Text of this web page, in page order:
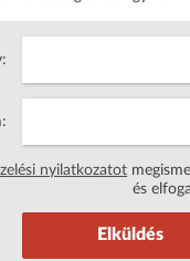
nyilatkozatot
és
Elküldés